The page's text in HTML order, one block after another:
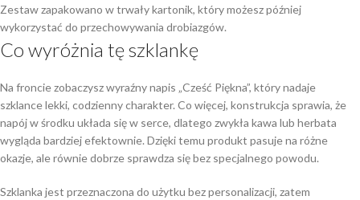
Zestaw zapakowano w trwały kartonik, który możesz później
wykorzystać do przechowywania drobiazgów.
Co wyróżnia tę szklankę
Na froncie zobaczysz wyraźny napis „Cześć Piękna”, który nadaje
szklance lekki, codzienny charakter. Co więcej, konstrukcja sprawia, że
napój w środku układa się w serce, dlatego zwykła kawa lub herbata
wygląda bardziej efektownie. Dzięki temu produkt pasuje na różne
okazje, ale równie dobrze sprawdza się bez specjalnego powodu.
Szklanka jest przeznaczona do użytku bez personalizacji, zatem